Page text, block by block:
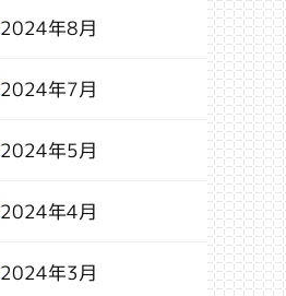
2024年8月
2024年7月
2024年5月
2024年4月
2024年3月